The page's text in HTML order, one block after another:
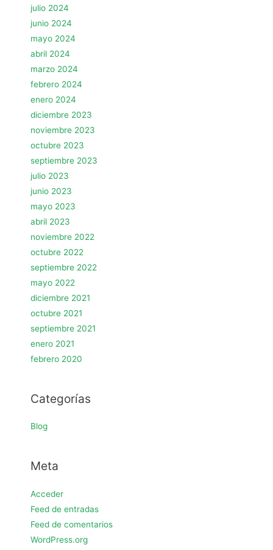
julio 2024
junio 2024
mayo 2024
abril 2024
marzo 2024
febrero 2024
enero 2024
diciembre 2023
noviembre 2023
octubre 2023
septiembre 2023
julio 2023
junio 2023
mayo 2023
abril 2023
noviembre 2022
octubre 2022
septiembre 2022
mayo 2022
diciembre 2021
octubre 2021
septiembre 2021
enero 2021
febrero 2020
Categorías
Blog
Meta
Acceder
Feed de entradas
Feed de comentarios
WordPress.org